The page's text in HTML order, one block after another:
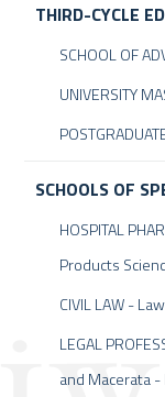
THIRD-CYCLE
SCHOOL OF
UNIVERSITY
SCHOOLS OF
HOSPITAL
Products
CIVIL LAW - Law
LEGAL
and Macerata -